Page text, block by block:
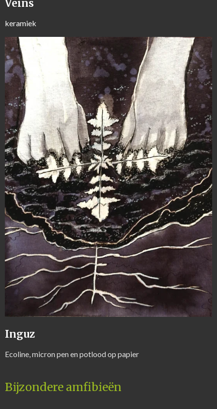
Veins
keramiek
Inguz
Ecoline, micron pen en potlood op papier
Bijzondere amfibieën